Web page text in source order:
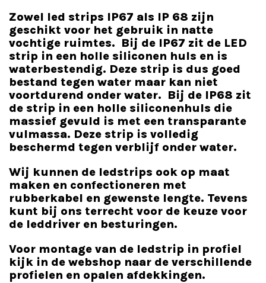
Zowel led strips IP67 als IP 68 zijn
geschikt voor het gebruik in natte
vochtige ruimtes. Bij de IP67 zit de LED
strip in een holle siliconen huls en is
waterbestendig. Deze strip is dus goed
bestand tegen water maar kan niet
voortdurend onder water. Bij de IP68 zit
de strip in een holle siliconenhuls die
massief gevuld is met een transparante
vulmassa. Deze strip is volledig
beschermd tegen verblijf onder water.
Wij kunnen de ledstrips ook op maat
maken en confectioneren met
rubberkabel en gewenste lengte. Tevens
kunt bij ons terrecht voor de keuze voor
de leddriver en besturingen.
Voor montage van de ledstrip in profiel
kijk in de webshop naar de verschillende
profielen en opalen afdekkingen.